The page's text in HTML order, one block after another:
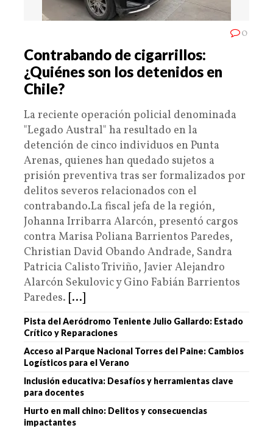
0
Contrabando de cigarrillos:
¿Quiénes son los detenidos en
Chile?
La reciente operación policial denominada
"Legado Austral" ha resultado en la
detención de cinco individuos en Punta
Arenas, quienes han quedado sujetos a
prisión preventiva tras ser formalizados por
delitos severos relacionados con el
contrabando.La fiscal jefa de la región,
Johanna Irribarra Alarcón, presentó cargos
contra Marisa Poliana Barrientos Paredes,
Christian David Obando Andrade, Sandra
Patricia Calisto Triviño, Javier Alejandro
Alarcón Sekulovic y Gino Fabián Barrientos
Paredes. [...]
Pista del Aeródromo Teniente Julio Gallardo: Estado
Crítico y Reparaciones
Acceso al Parque Nacional Torres del Paine: Cambios
Logísticos para el Verano
Inclusión educativa: Desafíos y herramientas clave
para docentes
Hurto en mall chino: Delitos y consecuencias
impactantes